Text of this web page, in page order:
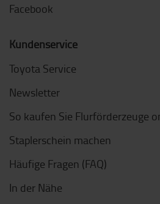
Facebook
Kundenservice
Toyota Service
Newsletter
So kaufen Sie Flurförderzeuge
Staplerschein machen
Häufige Fragen (FAQ)
In der Nähe